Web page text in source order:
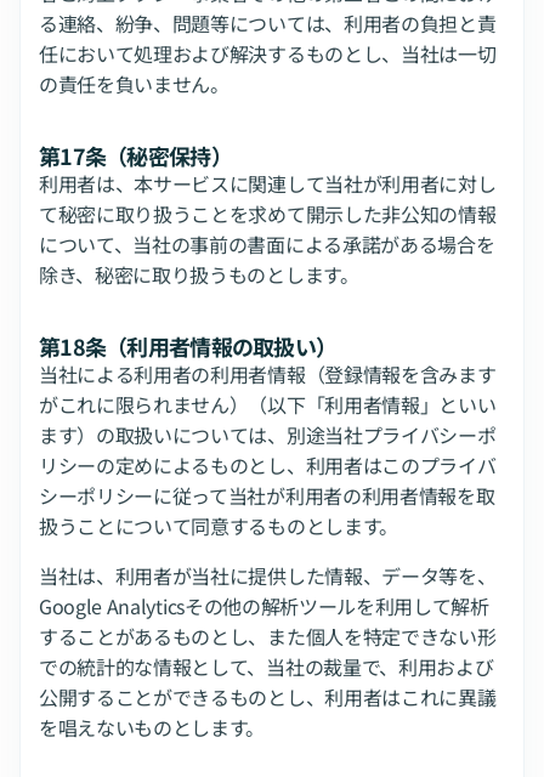
る連絡、紛争、問題等については、利用者の負担と責
任において処理および解決するものとし、当社は一切
の責任を負いません。
第17条（秘密保持）
利用者は、本サービスに関連して当社が利用者に対し
て秘密に取り扱うことを求めて開示した非公知の情報
について、当社の事前の書面による承諾がある場合を
除き、秘密に取り扱うものとします。
第18条（利用者情報の取扱い）
当社による利用者の利用者情報（登録情報を含みます
がこれに限られません）（以下「利用者情報」といい
ます）の取扱いについては、別途当社プライバシーポ
リシーの定めによるものとし、利用者はこのプライバ
シーポリシーに従って当社が利用者の利用者情報を取
扱うことについて同意するものとします。
当社は、利用者が当社に提供した情報、データ等を、
Google Analyticsその他の解析ツールを利用して解析
することがあるものとし、また個人を特定できない形
での統計的な情報として、当社の裁量で、利用および
公開することができるものとし、利用者はこれに異議
を唱えないものとします。